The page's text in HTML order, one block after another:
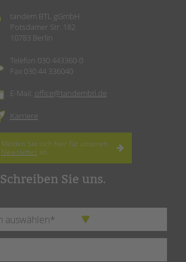
tandem BTL gGmbH
Potsdamer Str. 182
10783 Berlin
Telefon 030 443360-0
Fax 030 44 336040
E-Mail: office@tandembtl.de
Karriere
Melden Sie sich hier für unseren
Newsletter an.
Schreiben Sie uns.